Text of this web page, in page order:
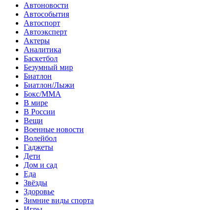
Автоновости
Автособытия
Автоспорт
Автоэксперт
Актеры
Аналитика
Баскетбол
Безумный мир
Биатлон
Биатлон/Лыжи
Бокс/MMA
В мире
В России
Вещи
Военные новости
Волейбол
Гаджеты
Дети
Дом и сад
Еда
Звёзды
Здоровье
Зимние виды спорта